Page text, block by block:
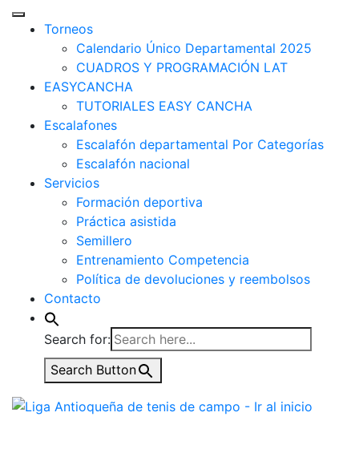
Torneos
Calendario Único Departamental 2025
CUADROS Y PROGRAMACIÓN LAT
EASYCANCHA
TUTORIALES EASY CANCHA
Escalafones
Escalafón departamental Por Categorías
Escalafón nacional
Servicios
Formación deportiva
Práctica asistida
Semillero
Entrenamiento Competencia
Política de devoluciones y reembolsos
Contacto
Search for:
Search Button